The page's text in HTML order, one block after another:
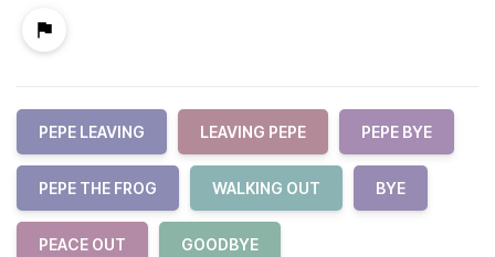
PEPE LEAVING LEAVING PEPE PEPE BYE
PEPE THE FROG WALKING OUT BYE
PEACE OUT GOODBYE